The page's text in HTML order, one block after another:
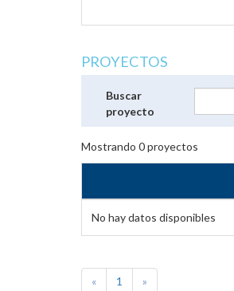
PROYECTOS
Buscar
proyecto
Mostrando 0proyectos
No hay datos disponibles
« 1 »